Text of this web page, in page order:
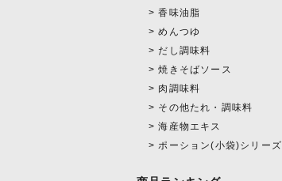
香味油脂
めんつゆ
だし調味料
焼きそばソース
肉調味料
その他たれ・調味料
海産物エキス
ポーション(小袋)シリーズ